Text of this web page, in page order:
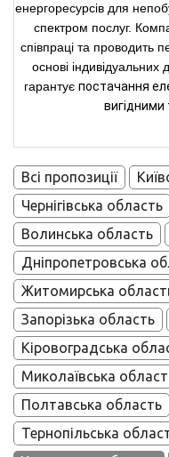
енергоресурсів для
спектром послуг.
співпраці та проводить
основі
гарантує постачання
вигідними
Всі пропозиції
Чернігівська область
Волинська область
Дніпропетровська
Житомирська
Запорізька область
Кіровоградська
Миколаївська
Полтавська область
Тернопільська